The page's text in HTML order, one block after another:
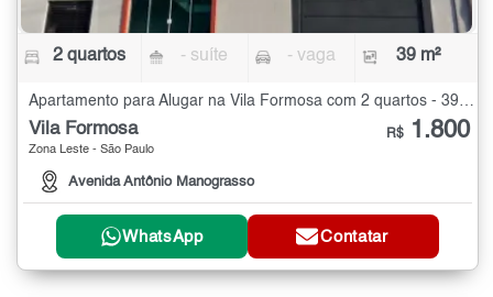
2 quartos - suíte - vaga 39 m²
Apartamento para Alugar na Vila Formosa com 2 quartos - 39 m²
Vila Formosa
Zona Leste - São Paulo
Avenida Antônio Manograsso
R$ 1.800
WhatsApp Contatar